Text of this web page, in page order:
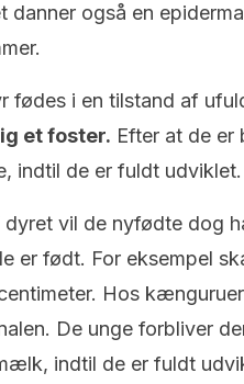
danner også en
fødes i en tilstand af
et foster. Efter at de er
indtil de er fuldt udviklet.
vil de nyfødte dog
er født. For eksempel
Hos
De unge forbliver
indtil de er fuldt